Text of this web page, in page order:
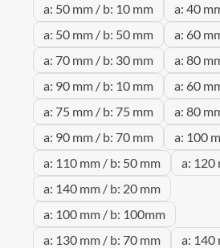
a: 50 mm / b: 10 mm
a: 40
a: 50 mm / b: 50 mm
a: 60
a: 70 mm / b: 30 mm
a: 80
a: 90 mm / b: 10 mm
a: 60
a: 75 mm / b: 75 mm
a: 80
a: 90 mm / b: 70 mm
a: 100
a: 110 mm / b: 50 mm
a: 120
a: 140 mm / b: 20 mm
a: 100 mm / b: 100mm
a: 130 mm / b: 70 mm
a: 140